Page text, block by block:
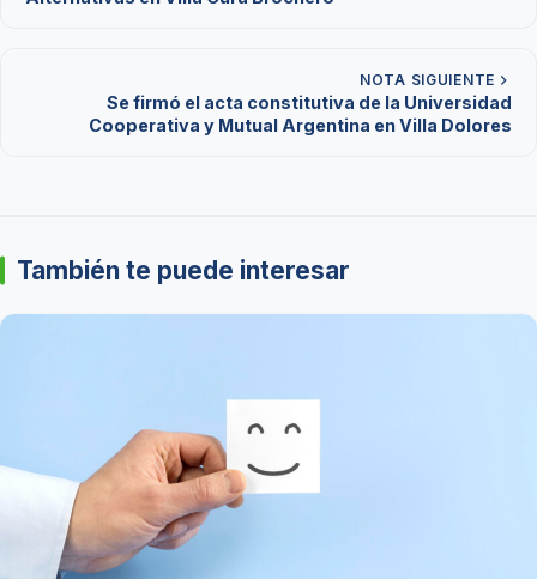
NOTA SIGUIENTE
Se firmó el acta constitutiva de la Universidad
Cooperativa y Mutual Argentina en Villa Dolores
También te puede interesar